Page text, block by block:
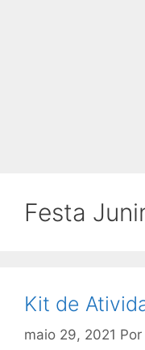
Festa
Kit de
maio 29, 2021 Por